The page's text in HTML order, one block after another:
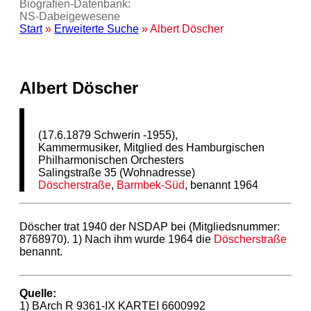
Biografien-Datenbank:
NS‑Dabeigewesene
Start» Erweiterte Suche » Albert Döscher
Albert Döscher
(17.6.1879 Schwerin -1955),
Kammermusiker, Mitglied des Hamburgischen
Philharmonischen Orchesters
Salingstraße 35 (Wohnadresse)
Döscherstraße, Barmbek-Süd, benannt 1964
Döscher trat 1940 der NSDAP bei (Mitgliedsnummer:
8768970). 1) Nach ihm wurde 1964 die Döscherstraße
benannt.
Quelle:
1) BArch R 9361-IX KARTEI 6600992